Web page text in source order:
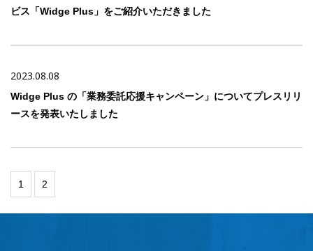
ビス「Widge Plus」をご紹介いただきました
2023.08.08
Widge Plus の「業務委託応援キャンペーン」についてプレスリリ
ースを発表いたしました
1 2